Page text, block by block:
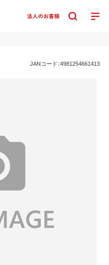
JANコード：4981254661413